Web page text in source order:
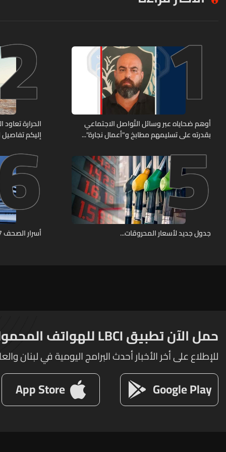
1
أوهم ضحاياه عبر وسائل التّواصل الاجتماعي
بقدرته على تسليمهم مطابخ و"أعمال نجارة"...
الحرارة
إليكم
5
جدول جديد لأسعار المحروقات... أسرار الصحف 7-8-2026
حمل الآن تطبيق LBCI للهواتف المحمولة
للإطلاع على أخر الأخبار أحدث البرامج اليومية في لبنان
Google Play
App Store